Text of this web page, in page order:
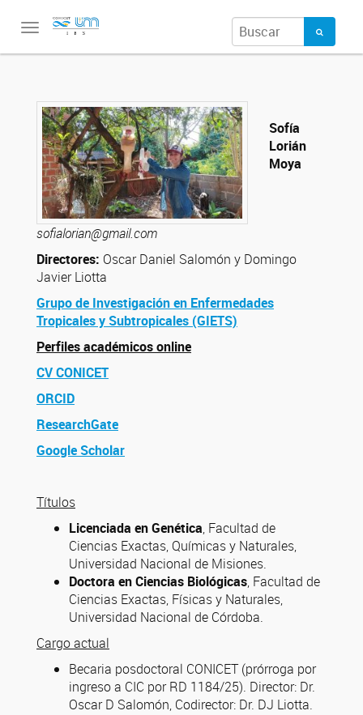
Toggle
Sofía
Lorián
Moya
sofialorian@gmail.com
Directores: Oscar Daniel Salomón y Domingo
Javier Liotta
Grupo de Investigación en Enfermedades
Tropicales y Subtropicales (GIETS)
Perfiles académicos online
CV CONICET
ORCID
ResearchGate
Google Scholar
Títulos
Licenciada en Genética, Facultad de
Ciencias Exactas, Químicas y Naturales,
Universidad Nacional de Misiones.
Doctora en Ciencias Biológicas, Facultad de
Ciencias Exactas, Físicas y Naturales,
Universidad Nacional de Córdoba.
Cargo actual
Becaria posdoctoral CONICET (prórroga por
ingreso a CIC por RD 1184/25). Director: Dr.
Oscar D Salomón, Codirector: Dr. DJ Liotta.